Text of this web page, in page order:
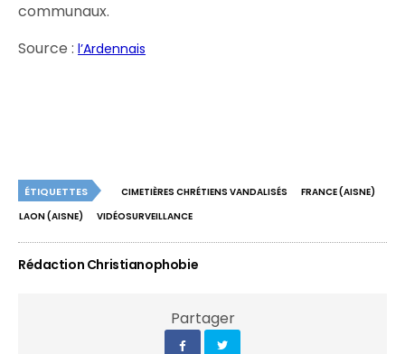
communaux.
Source :l’Ardennais
ÉTIQUETTES CIMETIÈRES CHRÉTIENS VANDALISÉS
FRANCE (AISNE)
LAON (AISNE)
VIDÉOSURVEILLANCE
Rédaction Christianophobie
Partager